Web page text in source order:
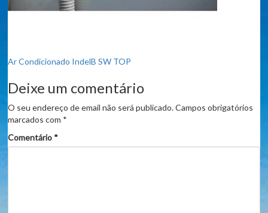
Navegação
de
artigos
Ar Condicionado IndelB SW TOP
Deixe um comentário
O seu endereço de email não será publicado. Campos obrigatórios
marcados com *
Comentário *